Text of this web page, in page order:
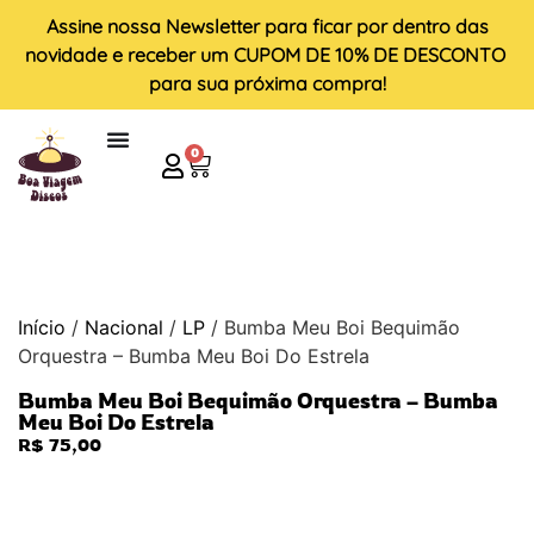
Assine nossa Newsletter para ficar por dentro das
novidade e receber um CUPOM DE 10% DE DESCONTO
para sua próxima compra!
0
Início / Nacional / LP / Bumba Meu Boi Bequimão
Orquestra – Bumba Meu Boi Do Estrela
Bumba Meu Boi Bequimão Orquestra – Bumba
Meu Boi Do Estrela
R$ 75,00